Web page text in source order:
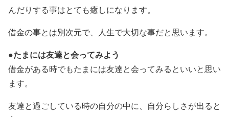
んだりする事はとても癒しになります。
借金の事とは別次元で、人生で大切な事だと思います。
●たまには友達と会ってみよう
借金がある時でもたまには友達と会ってみるといいと思い
ます。
友達と過ごしている時の自分の中に、 自分らしさが出ると